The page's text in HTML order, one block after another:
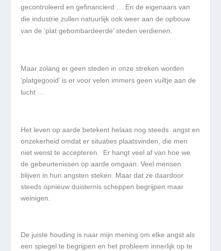
gecontroleerd en gefinancierd … En de eigenaars van
die industrie zullen natuurlijk ook weer aan de opbouw
van de ‘plat gebombardeerde’steden verdienen.
Maar zolang er geen steden in onze streken worden
‘platgegooid’is er voor velen immers geen vuiltje aan de
lucht …
Het leven op aarde betekent helaas nog steeds angst en
onzekerheid omdat er situaties plaatsvinden, die men
niet wenst te accepteren. Er hangt veel af van hoe we
de gebeurtenissen op aarde omgaan. Veel mensen
blijven in hun angsten steken. Maar dat ze daardoor
steeds opnieuw duisternis scheppen begrijpen maar
weinigen.
De juiste houding is naar mijn mening om elke angst als
een spiegel te begrijpen en het probleem innerlijk op te